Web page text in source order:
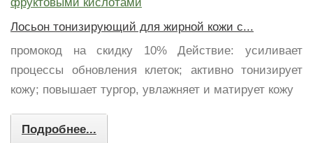
Лосьон тонизирующий для жирной кожи с...
промокод на скидку 10% Действие: усиливает
процессы обновления клеток; активно тонизирует
кожу; повышает тургор, увлажняет и матирует кожу
Подробнее...